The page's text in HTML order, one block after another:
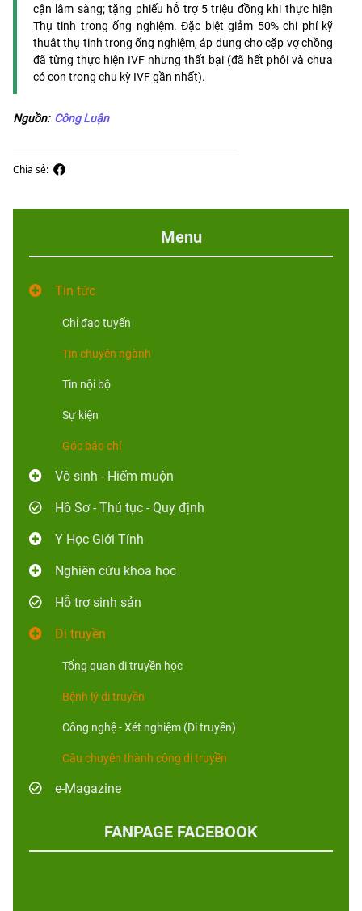
cận lâm sàng; tặng phiếu hỗ trợ 5 triệu đồng khi thực hiện
Thụ tinh trong ống nghiệm. Đặc biệt giảm 50% chi phí kỹ
thuật thụ tinh trong ống nghiệm, áp dụng cho cặp vợ chồng
đã từng thực hiện IVF nhưng thất bại (đã hết phôi và chưa
có con trong chu kỳ IVF gần nhất).
Nguồn: Công Luận
Chia sẻ:
Menu
Tin tức
Chỉ đạo tuyến
Tin chuyên ngành
Tin nội bộ
Sự kiện
Góc báo chí
Vô sinh - Hiếm muộn
Hồ Sơ - Thủ tục - Quy định
Y Học Giới Tính
Nghiên cứu khoa học
Hỗ trợ sinh sản
Di truyền
Tổng quan di truyền học
Bệnh lý di truyền
Công nghệ - Xét nghiệm (Di truyền)
Câu chuyên thành công di truyền
e-Magazine
FANPAGE FACEBOOK